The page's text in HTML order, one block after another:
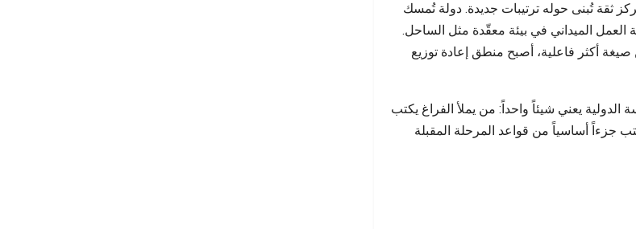
ثقة تُبنى حوله ترتيبات جديدة. دولة تُمسك
العمل الميداني في بيئة معقّدة مثل الساحل.
أكثر فاعلية، أصبح منطق إعادة توزيع
يعني شيئاً واحداً: من يملأ الفراغ يكتب
جزءاً أساسياً من قواعد المرحلة المقبلة